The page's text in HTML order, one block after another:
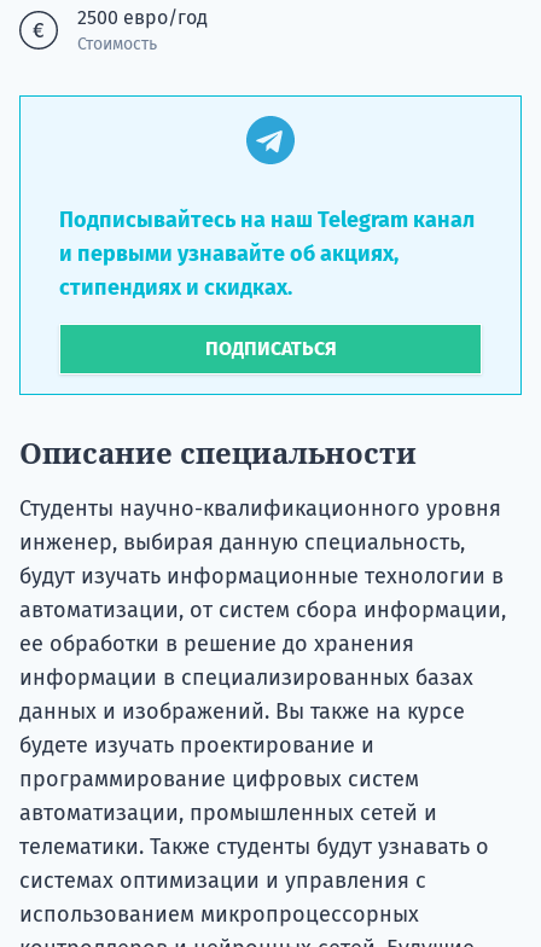
2500 евро/год
Стоимость
Подписывайтесь на наш Telegram канал
и первыми узнавайте об акциях,
стипендиях и скидках.
ПОДПИСАТЬСЯ
Описание специальности
Студенты научно-квалификационного уровня
инженер, выбирая данную специальность,
будут изучать информационные технологии в
автоматизации, от систем сбора информации,
ее обработки в решение до хранения
информации в специализированных базах
данных и изображений. Вы также на курсе
будете изучать проектирование и
программирование цифровых систем
автоматизации, промышленных сетей и
телематики. Также студенты будут узнавать о
системах оптимизации и управления с
использованием микропроцессорных